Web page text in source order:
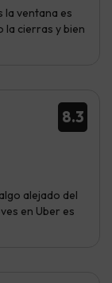
la ventana es
la cierras y bien
8.3
alejado del
en Uber es